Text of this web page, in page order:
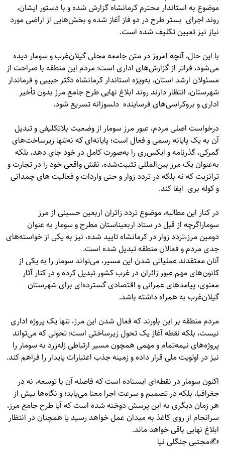
موضوع به استاندار محترم کرمانشاه گزارش شده و با دستور ایشان،
روند اجرای بستر طرح در دو فاز آغاز شده و بخش‌هایی از اراضی مورد
نیاز نیز تعیین تکلیف شده است.
با این حال، آنچه امروز در متن جامعه محلی گیلان‌غرب و سومار دیده
می‌شود، فراتر از گزارش‌های اداری است؛ مردم این منطقه با صراحت از
مسئولان ارشد استان، به‌ویژه استاندار کرمانشاه دکتر حبیبی و فرماندار
شهرستان، انتظار دارند روند ابلاغ نهایی طرح جامع مرز بدون تأخیر
اداری و بروکراسی‌های فرساینده دلسوزانه تسریع شود.
درخواست اصلی مردم، عبور مرز سومار از وضعیت بلاتکلیفی و تبدیل
آن به یک پایانه رسمی و فعال است؛ پایانه‌ای که نه‌تنها زیرساخت‌های
گمرکی، گذرنامه و ایکس‌ری را به‌صورت کامل در خود جای دهد، بلکه
به‌عنوان یک مرز بین‌المللی تثبیت‌شده، نقش واقعی خود را در تجارت و
ترانزیت که نه بلکه در تردد زوار و حتی واردات و فعالیت های چمدانی
و کوله بری ایفا کند.
در کنار این مطالبه، موضوع تردد زائران اربعین حسینی از مرز
سوماراگرچه از قبل در ستاد اربعیناستان مطرح و سومار به عنوان
دومین مرز،تردد زوار در کرمانشاه تایید شده، نیز به یکی از خواسته‌های
جدی مردم و فعالان منطقه تبدیل شده است.
آنان معتقدند عملیاتی شدن این مسیر، می‌تواند سومار را به یکی از
کانون‌های مهم عبور زائران در غرب کشور تبدیل کرده و در کنار آثار
معنوی، پیامدهای عمرانی و اقتصادی گسترده‌ای برای شهرستان
گیلان‌غرب به همراه داشته باشد.
مردم منطقه بر این باورند که فعال شدن این مرز، تنها یک پروژه اداری
نیست، بلکه نقطه آغاز یک تحول زیرساختی است؛ تحولی که می‌تواند
پروژه‌های نیمه‌تمام و مهمی همچون مسیر ارتباطی زله‌زرد به سومار را
نیز در اولویت ملی قرار داده و زمینه جذب اعتبارات پایدار را فراهم کند.
اکنون سومار در نقطه‌ای ایستاده است که فاصله آن با توسعه، نه در
جغرافیا، بلکه در تصمیم و سرعت اجرا معنا می‌یابد؛ و نگاه‌ها بیش از
هر زمان دیگری به این پرسش دوخته شده است که آیا طرح جامع مرز،
سرانجام از روی کاغذ به میدان عمل خواهد رسید یا همچنان در انتظار
ابلاغ نهایی باقی خواهد ماند.
✍️مجتبی جنگلی نیا